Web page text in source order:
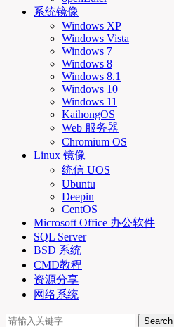
系统镜像
Windows XP
Windows Vista
Windows 7
Windows 8
Windows 8.1
Windows 10
Windows 11
KaihongOS
Web 服务器
Chromium OS
Linux 镜像
统信 UOS
Ubuntu
Deepin
CentOS
Microsoft Office 办公软件
SQL Server
BSD 系统
CMD教程
资源分享
网络系统
Search